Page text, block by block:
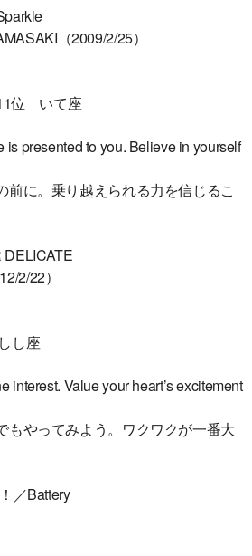
（2009/2/25）
位 いて座
is presented to you. Believe in yourself
前に。乗り越えられる力を信じるこ
2/22）
座
interest. Value your heart’s excitement
もやってみよう。ワクワクが一番大
／Battery